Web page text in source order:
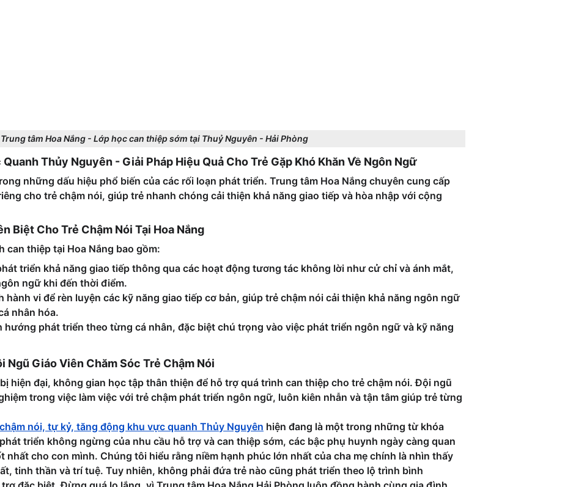
Thủy Nguyên - Giải Pháp Hiệu Quả Cho Trẻ Gặp Khó Khăn Về Ngôn Ngữ
những dấu hiệu phổ biến của các rối loạn phát triển. Trung tâm Hoa Nắng chuyên cung cấp
cho trẻ chậm nói, giúp trẻ nhanh chóng cải thiện khả năng giao tiếp và hòa nhập với cộng
Trung tâm Hoa Nắng - Lớp học can thiệp sớm tại Thuỷ Nguyên - Hải Phòng
Biệt Cho Trẻ Chậm Nói Tại Hoa Nắng
can thiệp tại Hoa Nắng bao gồm:
triển khả năng giao tiếp thông qua các hoạt động tương tác không lời như cử chỉ và ánh mắt,
ngữ khi đến thời điểm.
hành vi để rèn luyện các kỹ năng giao tiếp cơ bản, giúp trẻ chậm nói cải thiện khả năng ngôn ngữ
nhân hóa.
hướng phát triển theo từng cá nhân, đặc biệt chú trọng vào việc phát triển ngôn ngữ và kỹ năng
Ngũ Giáo Viên Chăm Sóc Trẻ Chậm Nói
hiện đại, không gian học tập thân thiện để hỗ trợ quá trình can thiệp cho trẻ chậm nói. Đội ngũ
trong việc làm việc với trẻ chậm phát triển ngôn ngữ, luôn kiên nhẫn và tận tâm giúp trẻ từng
nói, tự kỷ, tăng động khu vực quanh Thủy Nguyên hiện đang là một trong những từ khóa
triển không ngừng của nhu cầu hỗ trợ và can thiệp sớm, các bậc phụ huynh ngày càng quan
nhất cho con mình. Chúng tôi hiểu rằng niềm hạnh phúc lớn nhất của cha mẹ chính là nhìn thấy
tinh thần và trí tuệ. Tuy nhiên, không phải đứa trẻ nào cũng phát triển theo lộ trình bình